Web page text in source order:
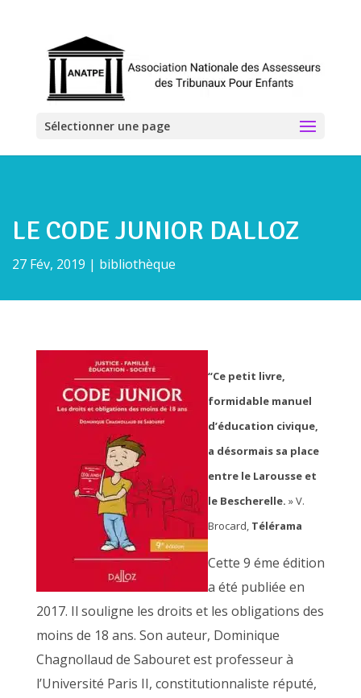
Sélectionner une page
LE CODE JUNIOR DALLOZ
27 Fév, 2019 | bibliothèque
“Ce petit livre,
formidable manuel
d’éducation civique,
a désormais sa place
entre le Larousse et
le Bescherelle. » V.
Brocard, Télérama
Cette 9 éme édition
a été publiée en
2017. Il souligne les droits et les obligations des
moins de 18 ans. Son auteur, Dominique
Chagnollaud de Sabouret est professeur à
l’Université Paris II, constitutionnaliste réputé,